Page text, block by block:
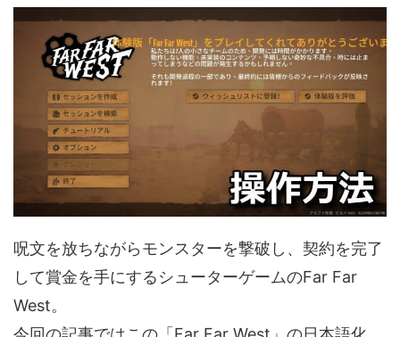
呪文を放ちながらモンスターを撃破し、契約を完了
して賞金を手にするシューターゲームのFar Far
West。